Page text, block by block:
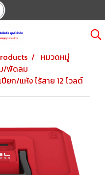
หมวดหมู่
/พัดลม
ยก/แห้ง ไร้สาย 12 โวลต์